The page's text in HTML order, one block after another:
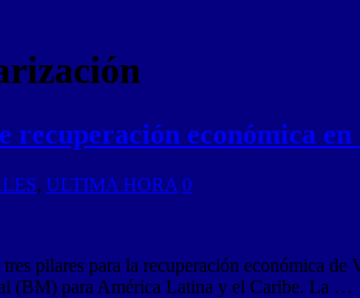
recuperación económica
, ULTIMA HORA 0
pilares para la recuperación económica
(BM) para América Latina y el Caribe. La …